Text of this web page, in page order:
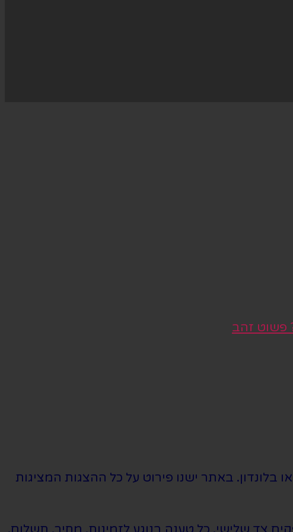
פשוט זהב
בלונדון. באתר ישנו פירוט על כל ההצגות המציגות